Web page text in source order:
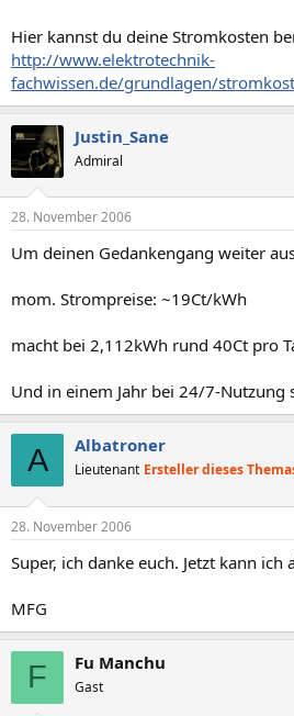
Haartrockner eine halbe Stunde (0,5 h)
Stromverbrauch 0,5 h · 2 kW = 1 kWh
im europäischen Netz bei 230 Volt
fließt ein Strom von ca. 8,7 Ampere.
Hier kannst du deine Stromkosten
http://www.elektrotechnik-
fachwissen.de/grundlagen/
Justin_Sane
Admiral
28. November 2006
Um deinen Gedankengang weiter
mom. Strompreise: ~19Ct/kWh
macht bei 2,112kWh rund 40Ct pro
Und in einem Jahr bei 24/7-Nutzung
A Albatroner
Lieutenant Ersteller dieses
28. November 2006
Super, ich danke euch. Jetzt kann ich
MFG
F Fu Manchu
Gast